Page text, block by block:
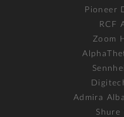
Pioneer
RCF
Zoom
Admira
Shure